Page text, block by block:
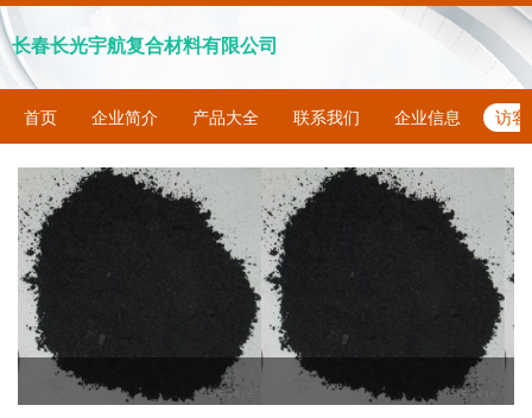
长春长光宇航复合材料有限公司
首页 企业简介 产品大全 联系我们 企业信息 访客